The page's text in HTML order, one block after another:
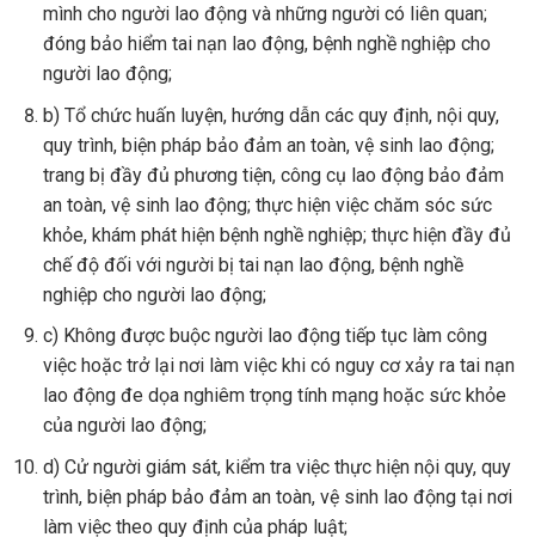
mình cho người lao động và những người có liên quan;
đóng bảo hiểm tai nạn lao động, bệnh nghề nghiệp cho
người lao động;
b) Tổ chức huấn luyện, hướng dẫn các quy định, nội quy,
quy trình, biện pháp bảo đảm an toàn, vệ sinh lao động;
trang bị đầy đủ phương tiện, công cụ lao động bảo đảm
an toàn, vệ sinh lao động; thực hiện việc chăm sóc sức
khỏe, khám phát hiện bệnh nghề nghiệp; thực hiện đầy đủ
chế độ đối với người bị tai nạn lao động, bệnh nghề
nghiệp cho người lao động;
c) Không được buộc người lao động tiếp tục làm công
việc hoặc trở lại nơi làm việc khi có nguy cơ xảy ra tai nạn
lao động đe dọa nghiêm trọng tính mạng hoặc sức khỏe
của người lao động;
d) Cử người giám sát, kiểm tra việc thực hiện nội quy, quy
trình, biện pháp bảo đảm an toàn, vệ sinh lao động tại nơi
làm việc theo quy định của pháp luật;